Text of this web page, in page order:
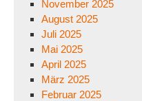
November 2025
August 2025
Juli 2025
Mai 2025
April 2025
März 2025
Februar 2025